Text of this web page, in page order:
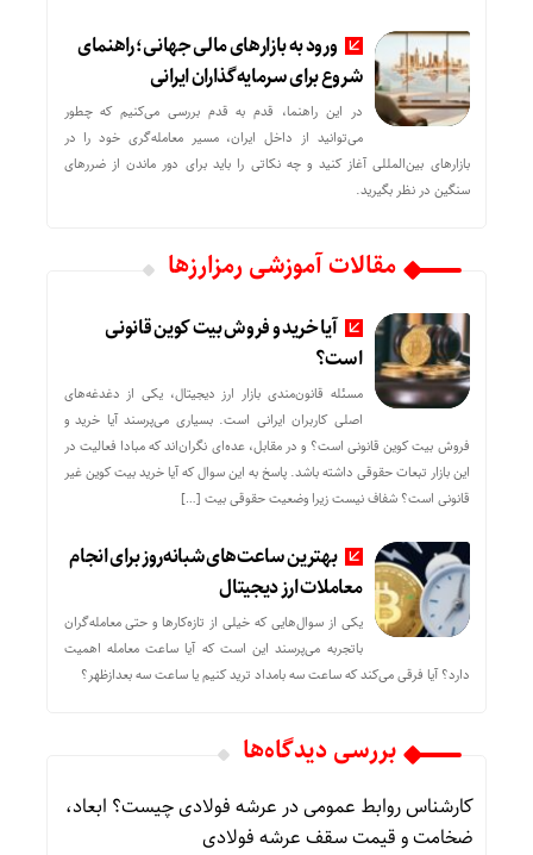
ورود به بازارهای مالی جهانی؛ راهنمای
شروع برای سرمایه‌گذاران ایرانی
در این راهنما، قدم به قدم بررسی می‌کنیم که چطور
می‌توانید از داخل ایران، مسیر معامله‌گری خود را در
بازارهای بین‌المللی آغاز کنید و چه نکاتی را باید برای دور ماندن از ضررهای
سنگین در نظر بگیرید.
مقالات آموزشی رمزارزها
آیا خرید و فروش بیت کوین قانونی
است؟
مسئله قانون‌مندی بازار ارز دیجیتال، یکی از دغدغه‌های
اصلی کاربران ایرانی است. بسیاری می‌پرسند آیا خرید و
فروش بیت کوین قانونی است؟ و در مقابل، عده‌ای نگران‌اند که مبادا فعالیت در
این بازار تبعات حقوقی داشته باشد. پاسخ به این سوال که آیا خرید بیت کوین غیر
قانونی است؟ شفاف نیست زیرا وضعیت حقوقی بیت‌ […]
بهترین ساعت‌های شبانه‌روز برای انجام
معاملات ارز دیجیتال
یکی از سوال‌هایی که خیلی از تازه‌کارها و حتی معامله‌گران
باتجربه می‌پرسند این است که آیا ساعت معامله اهمیت
دارد؟ آیا فرقی می‌کند که ساعت سه بامداد ترید کنیم یا ساعت سه بعدازظهر؟
بررسی دیدگاه‌ها
کارشناس روابط عمومیدر عرشه فولادی چیست؟ ابعاد،
ضخامت و قیمت سقف عرشه فولادی